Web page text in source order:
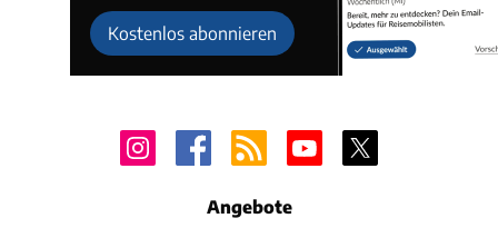
Kostenlos abonnieren
Angebote